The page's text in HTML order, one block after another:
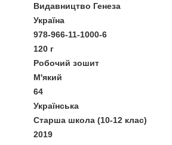
Видавництво Генеза
Україна
978-966-11-1000-6
120 г
Робочий зошит
М'який
64
Українська
Старша школа (10-12 клас)
2019